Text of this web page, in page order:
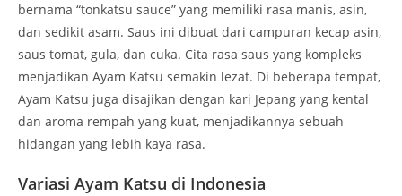
bernama “tonkatsu sauce” yang memiliki rasa manis, asin,
dan sedikit asam. Saus ini dibuat dari campuran kecap asin,
saus tomat, gula, dan cuka. Cita rasa saus yang kompleks
menjadikan Ayam Katsu semakin lezat. Di beberapa tempat,
Ayam Katsu juga disajikan dengan kari Jepang yang kental
dan aroma rempah yang kuat, menjadikannya sebuah
hidangan yang lebih kaya rasa.
Variasi Ayam Katsu di Indonesia